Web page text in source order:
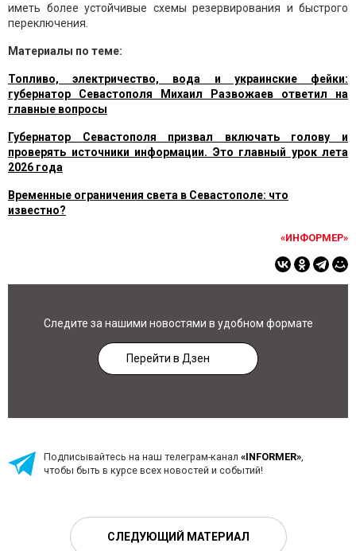
иметь более устойчивые схемы резервирования и быстрого
переключения.
Материалы по теме:
Топливо, электричество, вода и украинские фейки:
губернатор Севастополя Михаил Развожаев ответил на
главные вопросы
Губернатор Севастополя призвал включать голову и
проверять источники информации. Это главный урок лета
2026 года
Временные ограничения света в Севастополе: что
известно?
«ИНФОРМЕР»
Следите за нашими новостями в удобном формате
Перейти в Дзен
Подписывайтесь на наш телеграм-канал «INFORMER»,
чтобы быть в курсе всех новостей и событий!
СЛЕДУЮЩИЙ МАТЕРИАЛ